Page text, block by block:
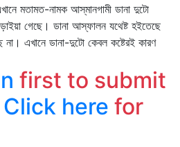
মতামত-নামক আস্‌মানগামী ডানা দুটো
গেছে। ডানা আস্ফালন যথেষ্ট হইতেছে
এখানে ডানা-দুটো কেবল কষ্টেরই কারণ
first to submit
Click here for